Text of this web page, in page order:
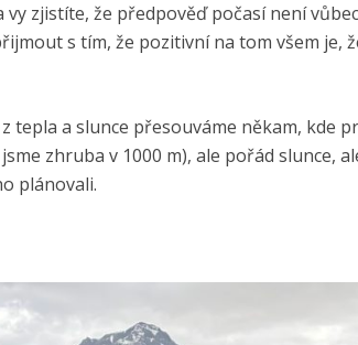
zjistíte, že předpověď počasí není
s tím, že pozitivní na tom všem je,
tepla a slunce přesouváme někam, kde
zhruba v 1000 m), ale pořád slunce,
plánovali.